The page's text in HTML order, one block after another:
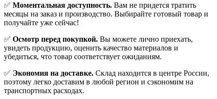
✅ Моментальная доступность. Вам не придется тратить
месяцы на заказ и производство. Выбирайте готовый товар и
получайте уже сейчас!
✅ Осмотр перед покупкой. Вы можете лично приехать,
увидеть продукцию, оценить качество материалов и
убедиться, что товар соответствует ожиданиям.
✅ Экономия на доставке. Склад находится в центре России,
поэтому легко доставим в любой регион и сэкономим на
транспортных расходах.